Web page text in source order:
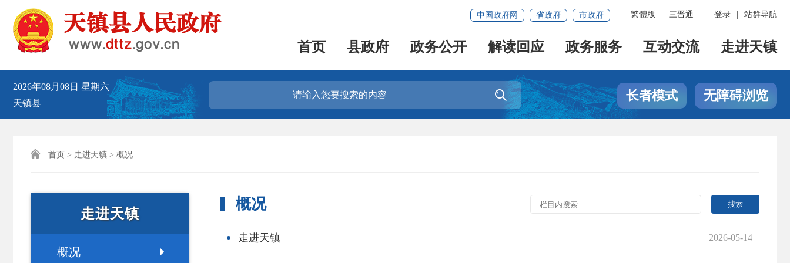
登录 站群导航
繁體版 三晋通
中国政府网 省政府 市政府
首页 县政府 政务公开 解读回应 政务服务 互动交流 走进天镇
2026年08月08日 星期六
天镇县
 长者模式 无障碍浏览
 首页 > 走进天镇 > 概况
走进天镇
概况
概况
2026-05-14
走进天镇